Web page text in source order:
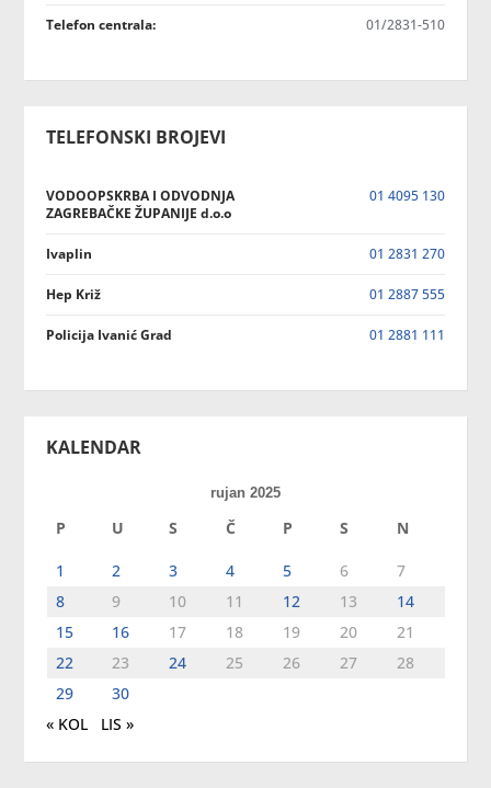
Telefon centrala: 01/2831-510
TELEFONSKI BROJEVI
VODOOPSKRBA I ODVODNJA
ZAGREBAČKE ŽUPANIJE d.o.o
01 4095 130
Ivaplin 01 2831 270
Hep Križ 01 2887 555
Policija Ivanić Grad 01 2881 111
KALENDAR
rujan 2025
P U S Č P S N
1 2 3 4 5 6
7
8
9 10 11 12 13
14
15
16 17 18 19 20
21
22
23 24 25 26 27
28
29
30
« KOL
LIS »